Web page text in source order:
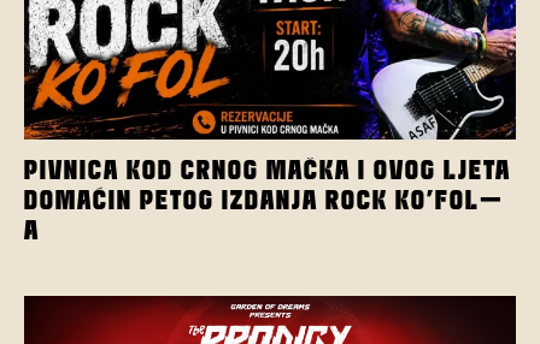
PIVNICA KOD CRNOG MAČKA I OVOG LJETA
DOMAĆIN PETOG IZDANJA ROCK KO’FOL-
A